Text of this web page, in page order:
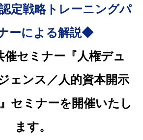
定戦略トレーニングパ
ーによる解説◆
催セミナー『人権デュ
ェンス／人的資本開示
セミナーを開催いたし
ます。